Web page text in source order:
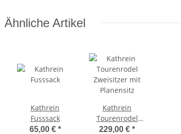
Ähnliche Artikel
Kathrein
Fusssack
65,00 € *
Kathrein
Tourenrodel
Zweisitzer mit
229,00 € *